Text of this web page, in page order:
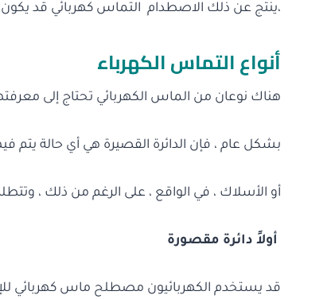
،ينتج عن ذلك الاصطدام التماس كهربائي قد
أنواع التماس الكهرباء
هناك نوعان من الماس الكهربائي تحتاج إلى
بشكل عام ، فإن الدائرة القصيرة هي أي حالة
أو الأسلاك ، في الواقع ، على الرغم من ذلك ،
أولاً دائرة مقصورة
قد يستخدم الكهربائيون مصطلح ماس كهربائي